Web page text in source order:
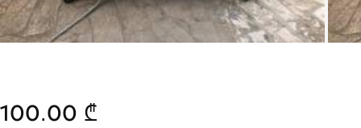
100.00 ₾